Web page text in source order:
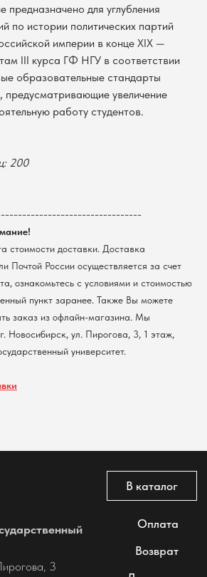
для углубления
по истории политических партий
империи в конце XIX —
III курса ГФ НГУ в соответствии
образовательные стандарты
предусматривающие увеличение
работу студентов.
200
стоимости доставки. Доставка
Почтой России осуществляется за счет
ознакомьтесь с условиями и стоимостью
пункт заранее. Также Вы можете
заказ из офлайн-магазина. Мы
Новосибирск, ул. Пирогова, 3, 1 этаж,
университет.
Доставка
Контакты
данных
данных